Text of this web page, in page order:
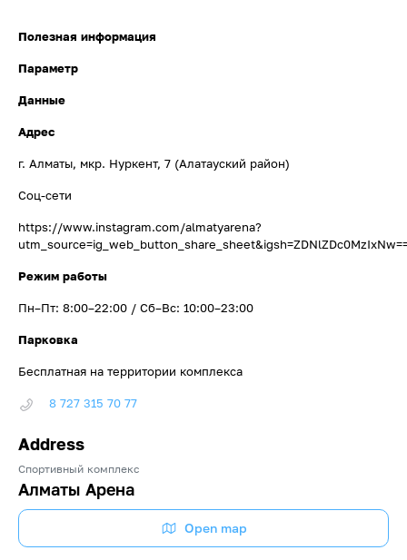
Полезная информация
Параметр
Данные
Адрес
г. Алматы, мкр. Нуркент, 7 (Алатауский район)
Соц-сети
https://www.instagram.com/almatyarena?
Режим работы
Пн–Пт: 8:00–22:00 / Сб–Вс: 10:00–23:00
Парковка
Бесплатная на территории комплекса
8 727 315 70 77
Address
Спортивный комплекс
Алматы Арена
Open map